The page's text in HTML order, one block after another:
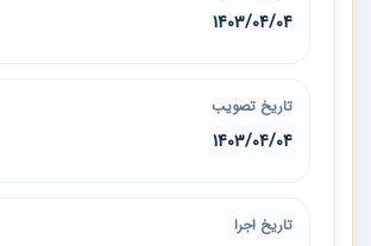
1403/04/04
تاریخ تصویب
1403/04/04
تاریخ اجرا